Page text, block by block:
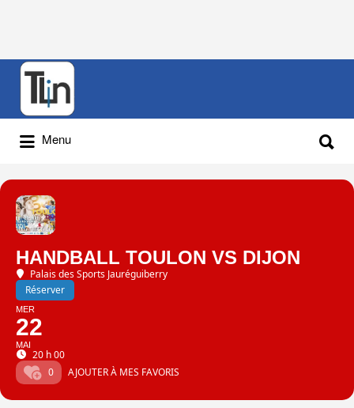
Rechercher
Menu
HANDBALL TOULON VS DIJON
Palais des Sports Jauréguiberry
Réserver
MER
22
MAI
20 h 00
0
AJOUTER À MES FAVORIS